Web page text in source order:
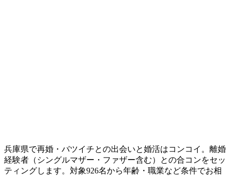
兵庫県で再婚・バツイチとの出会いと婚活はコンコイ。離婚
経験者（シングルマザー・ファザー含む）との合コンをセッ
ティングします。対象926名から年齢・職業など条件でお相